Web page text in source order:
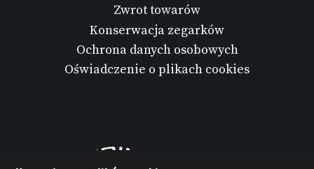
Zwrot towarów
Konserwacja zegarków
Ochrona danych osobowych
Oświadczenie o plikach cookies